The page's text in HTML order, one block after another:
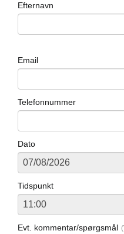
Efternavn
Email
Telefonnummer
Dato
Tidspunkt
Evt. kommentar/spørgsmål